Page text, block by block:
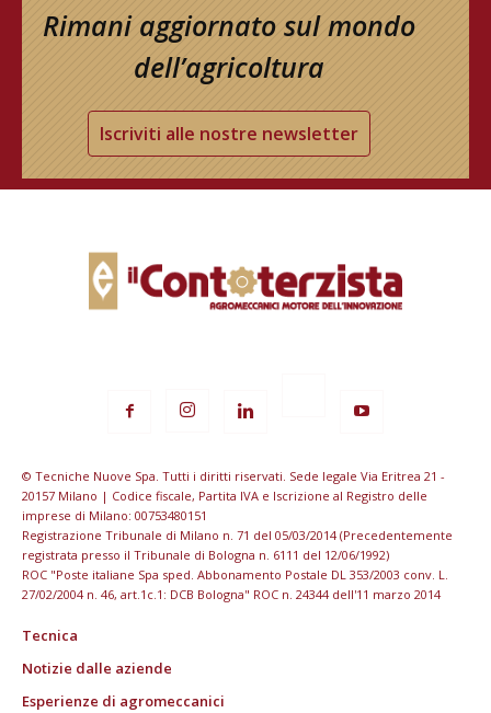
Rimani aggiornato sul mondo
dell’agricoltura
Iscriviti alle nostre newsletter
© Tecniche Nuove Spa. Tutti i diritti riservati. Sede legale Via Eritrea 21 -
20157 Milano | Codice fiscale, Partita IVA e Iscrizione al Registro delle
imprese di Milano: 00753480151
Registrazione Tribunale di Milano n. 71 del 05/03/2014 (Precedentemente
registrata presso il Tribunale di Bologna n. 6111 del 12/06/1992)
ROC "Poste italiane Spa sped. Abbonamento Postale DL 353/2003 conv. L.
27/02/2004 n. 46, art.1c.1: DCB Bologna" ROC n. 24344 dell'11 marzo 2014
Tecnica
Notizie dalle aziende
Esperienze di agromeccanici